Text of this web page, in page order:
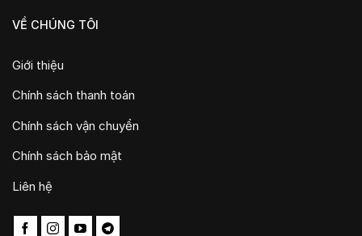
VỀ CHÚNG TÔI
Giới thiệu
Chính sách thanh toán
Chính sách vận chuyển
Chính sách bảo mật
Liên hệ